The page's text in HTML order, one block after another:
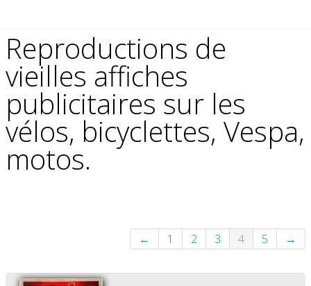
Reproductions de
vieilles affiches
publicitaires sur les
vélos, bicyclettes, Vespa,
motos.
← 1 2 3 4 5 →